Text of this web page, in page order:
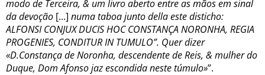
modo de Terceira, & um livro aberto entre as mãos em sinal
da devoção [...] numa taboa junto della este disticho:
ALFONSI CONJUX DUCIS HOC CONSTANÇA NORONHA, REGIA
PROGENIES, CONDITUR IN TUMULO”. Quer dizer
«D.Constança de Noronha, descendente de Reis, & mulher do
Duque, Dom Afonso jaz escondida neste túmulo»”.